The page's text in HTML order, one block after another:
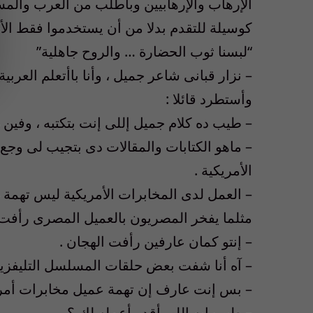
كوسيلة للتقدم بدلا من أن يستخدموا فقط
“لبسنا ثوب الحضارة … والروح جاهلية”
– نزار قبانى شاعر جميل ، وأنا باأتعلم
وأستطرد قائلا :
– طيب ده كلام جميل إللى إنت بتكتبه ،
– ماهو الكتابات والمقالات دى بتجيب لى
الأمريكية .
– العمل لدى المخابرات الأمريكية ليس
مثلما يفخر المصريون بالعميل المصرى
– إنتو كمان عارفين رأفت الهجان .
– آه أنا شفت بعض حلقات المسلسل
– بس إنت عارف إن تهمة عميل مخابرات